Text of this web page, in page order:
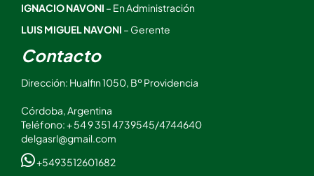
IGNACIO NAVONI – En Administración
LUIS MIGUEL NAVONI – Gerente
Contacto
Dirección: Hualfin 1050, Bº Providencia
Córdoba, Argentina
Teléfono: + 54 9 351 4739545/4744640
delgasrl@gmail.com
+5493512601682